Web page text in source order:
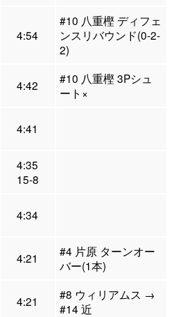
4:54
#10 八重樫 ディフェ
ンスリバウンド(0-2-
2)
4:42
#10 八重樫 3Pシュ
ート×
4:41
4:35
15-8
4:34
4:21
#4 片原 ターンオー
バー(1本)
4:21
#8 ウィリアムス →
#14 近